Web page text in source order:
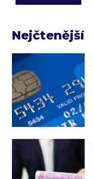
Nejčtenější